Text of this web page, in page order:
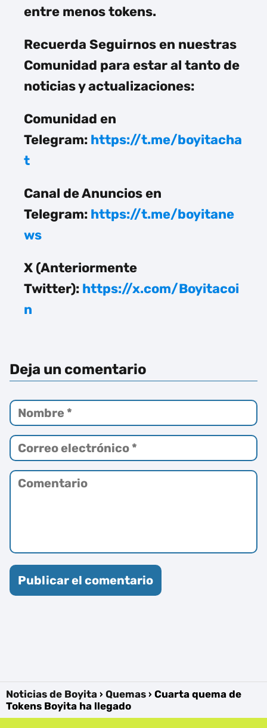
entre menos tokens.
Recuerda Seguirnos en nuestras
Comunidad para estar al tanto de
noticias y actualizaciones:
Comunidad en
Telegram: https://t.me/boyitacha
t
Canal de Anuncios en
Telegram: https://t.me/boyitane
ws
X (Anteriormente
Twitter): https://x.com/Boyitacoi
n
Deja un comentario
Noticias de Boyita Quemas
Cuarta quema de
Tokens Boyita ha llegado